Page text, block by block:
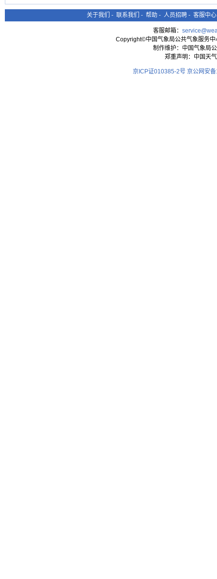
关于我们 - 联系我们 - 帮助 - 人员招聘 - 客服中心
客服邮箱：
Copyright©中国气象局公共气象服务
制作维护：中国气象局
郑重声明：中国天
京ICP证010385-2号 京公网安